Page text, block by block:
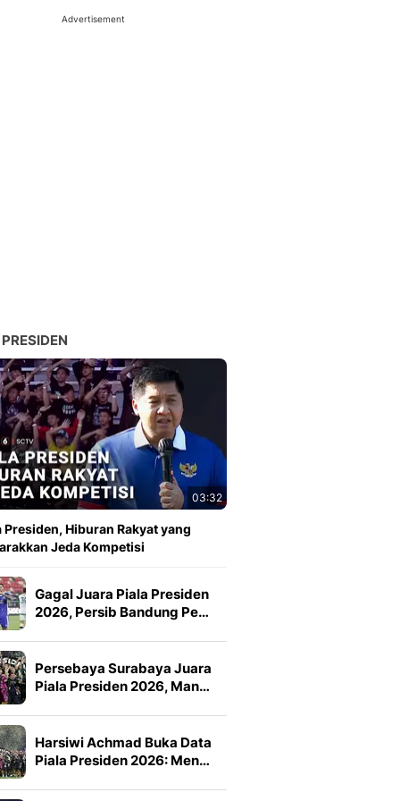
Advertisement
03:32
Presiden, Hiburan Rakyat yang
Jeda Kompetisi
Gagal Juara Piala Presiden
2026, Persib Bandung Pe…
Persebaya Surabaya Juara
Piala Presiden 2026, Man…
Harsiwi Achmad Buka Data
Piala Presiden 2026: Men…